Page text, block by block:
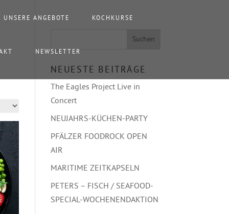
UNSERE ANGEBOTE KOCHKURSE
NEWSLETTER
NEUESTE BEITRÄGE
The Eagles Project Live in
Concert
NEUJAHRS-KÜCHEN-PARTY
PFÄLZER FOODROCK OPEN
AIR
MARITIME ZEITKAPSELN
PETERS – FISCH / SEAFOOD-
SPECIAL-WOCHENENDAKTION